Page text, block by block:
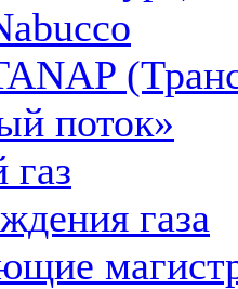
поток»
газа